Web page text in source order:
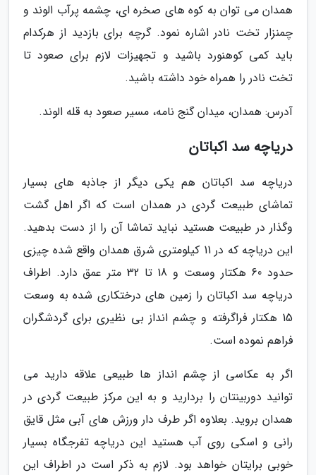
همدان می توان به کوه های صخره ای، چشمه پرآب الوند و
چمنزار تخت نادر اشاره نمود. گرچه برای بازدید از هرکدام
باید کمی کوهنورد باشید و تجهیزات لازم برای صعود تا
تخت نادر را همراه خود داشته باشید.
آدرس: همدان، میدان گنج نامه، مسیر صعود به قله الوند.
دریاچه سد اکباتان
دریاچه سد اکباتان هم یکی دیگر از جاذبه های بسیار
تماشای طبیعت گردی در همدان است که اگر اهل گشت
وگذار در طبیعت هستید نباید تماشا آن را از دست بدهید.
این دریاچه که در 11 کیلومتری شرق همدان واقع شده چیزی
حدود 60 هکتار وسعت و 18 تا 32 متر عمق دارد. اطراف
دریاچه سد اکباتان را زمین های درختکاری شده به وسعت
15 هکتار فراگرفته و چشم انداز بی نظیری برای گردشگران
فراهم نموده است.
اگر به عکاسی از چشم انداز ها طبیعی علاقه دارید می
توانید دوربینتان را بردارید و به این مرکز طبیعت گردی در
همدان بروید. بعلاوه اگر طرف دار ورزش های آبی مثل قایق
رانی و اسکی روی آب هستید این دریاچه تفرجگاه بسیار
خوبی برایتان خواهد بود. لازم به ذکر است در اطراف این